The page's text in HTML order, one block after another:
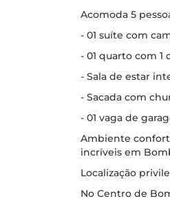
Acomoda 5
- 01 suíte com
- 01 quarto com 1
- Sala de estar
- Sacada com
- 01 vaga de
Ambiente
incríveis em
Localização
No Centro de